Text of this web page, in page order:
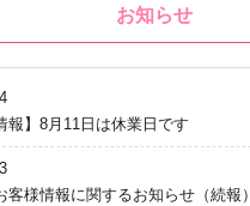
お知らせ
報】8月11日は休業日です
客様情報に関するお知らせ（続報）